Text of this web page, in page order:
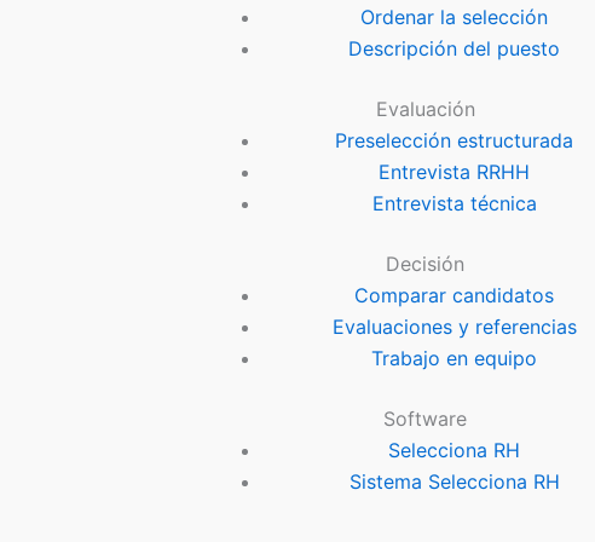
Ordenar la selección
Descripción del puesto
Evaluación
Preselección estructurada
Entrevista RRHH
Entrevista técnica
Decisión
Comparar candidatos
Evaluaciones y referencias
Trabajo en equipo
Software
Selecciona RH
Sistema Selecciona RH